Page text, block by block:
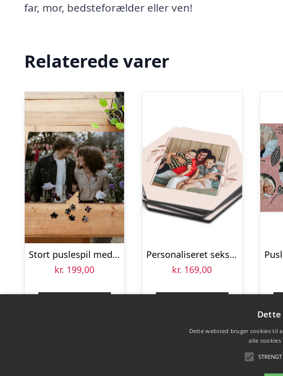
far, mor, bedsteforælder eller ven!
Relaterede varer
Stort puslespil med eget billede – 500 brikker
kr. 199,00
Personaliseret sekskantet bordskåner – 4 stk
kr. 169,00
Dette websted bruger cookies til
alle cookies